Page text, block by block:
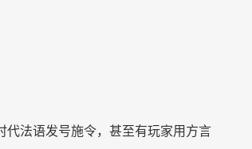
代法语发号施令，甚至有玩家用方言